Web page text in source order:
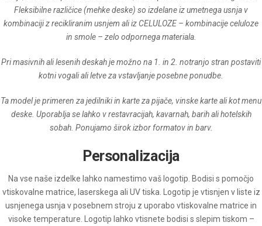
Fleksibilne različice (mehke deske) so izdelane iz umetnega usnja v
kombinaciji z recikliranim usnjem ali iz CELULOZE – kombinacije celuloze
in smole – zelo odpornega materiala.
Pri masivnih ali lesenih deskah je možno na 1. in 2. notranjo stran postaviti
kotni vogali ali letve za vstavljanje posebne ponudbe.
Ta model je primeren za jedilniki in karte za pijače, vinske karte ali kot menu
deske. Uporablja se lahko v restavracijah, kavarnah, barih ali hotelskih
sobah. Ponujamo širok izbor formatov in barv.
Personalizacija
Na vse naše izdelke lahko namestimo vaš logotip. Bodisi s pomočjo
vtiskovalne matrice, laserskega ali UV tiska. Logotip je vtisnjen v liste iz
usnjenega usnja v posebnem stroju z uporabo vtiskovalne matrice in
visoke temperature. Logotip lahko vtisnete bodisi s slepim tiskom –